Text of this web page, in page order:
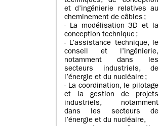
et d’ingénierie relatives au
cheminement de câbles ;
- La modélisation 3D et la
conception technique ;
- L’assistance technique, le
conseil et l’ingénierie,
notamment dans les
secteurs industriels, de
l’énergie et du nucléaire ;
- La coordination, le pilotage
et la gestion de projets
industriels, notamment
dans les secteurs de
l’énergie et du nucléaire,